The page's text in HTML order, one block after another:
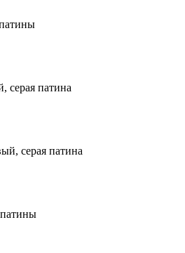
серая патина
серая патина